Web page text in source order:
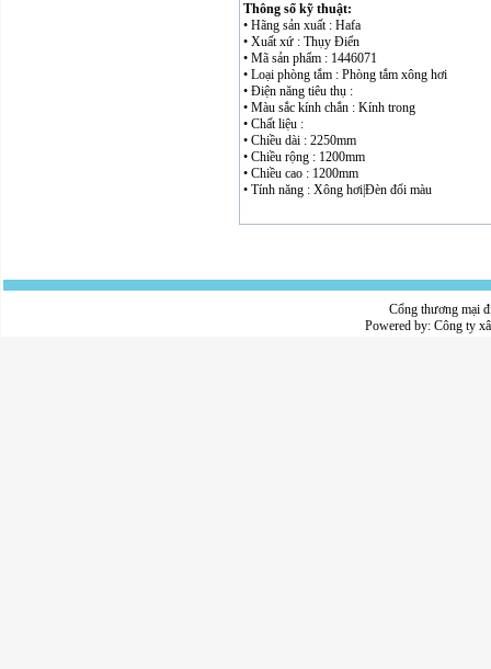
Thông số kỹ thuật:
• Hãng sản xuất : Hafa
• Xuất xứ : Thụy Điển
• Mã sản phẩm : 1446071
• Loại phòng tắm : Phòng tắm xông hơi
• Điện năng tiêu thụ :
• Màu sắc kính chắn : Kính trong
• Chất liệu :
• Chiều dài : 2250mm
• Chiều rộng : 1200mm
• Chiều cao : 1200mm
• Tính năng : Xông hơi|Đèn đổi màu
Cổng thương mại
Powered by: Công ty